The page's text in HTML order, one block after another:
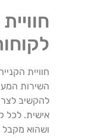
השירות
להקשיב
אישית. לכל
ושהוא